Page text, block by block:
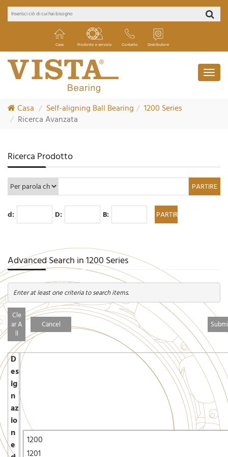
Casa Prodotto e servizio Contatto Distributore
Casa Self-aligning Ball Bearing
1200 Series
Ricerca Avanzata
Ricerca Prodotto
d: D: B:
Advanced Search in 1200 Series
Enter at least one criteria to search items.
Cle
ar A
ll
Cancel
D
es
ig
n
az
io
n
e